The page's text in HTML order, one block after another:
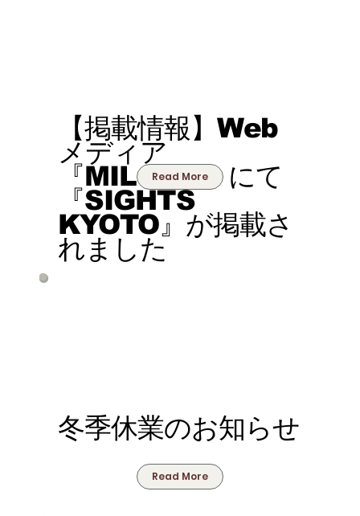
【掲載情報】Web
メディア
『MILOKU』にて
『SIGHTS
KYOTO』が掲載さ
れました
Read More
冬季休業のお知らせ
Read More